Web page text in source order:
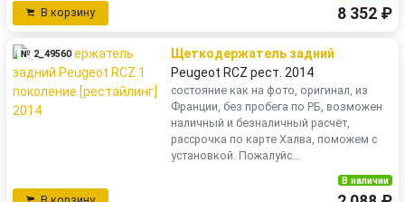
В корзину 8 352 ₽
№ 2_49560
Щеткодержатель задний
Peugeot RCZ рест. 2014
состояние как на фото, оригинал, из
Франции, без пробега по РБ, возможен
наличный и безналичный расчёт,
рассрочка по карте Халва, поможем с
установкой. Пожалуйс...
В наличии